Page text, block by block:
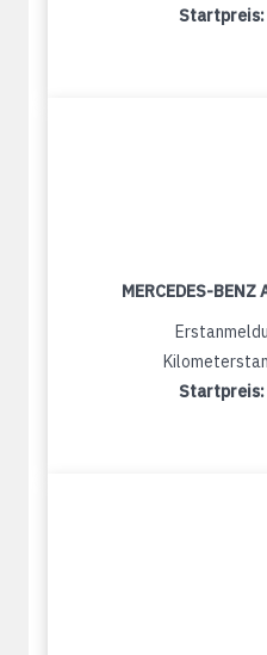
Startpreis:
MERCEDES-BENZ
Startpreis: